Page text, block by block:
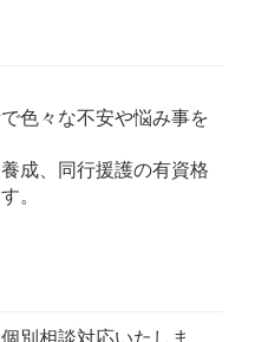
色々な不安や悩み事を
成、同行援護の有資格
。
別相談対応いたしま